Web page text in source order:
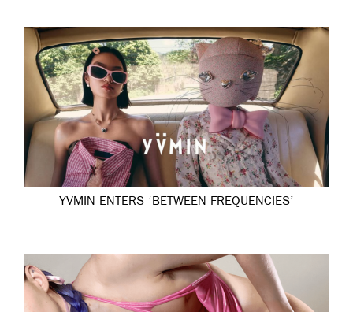
YVMIN ENTERS ‘BETWEEN FREQUENCIES’